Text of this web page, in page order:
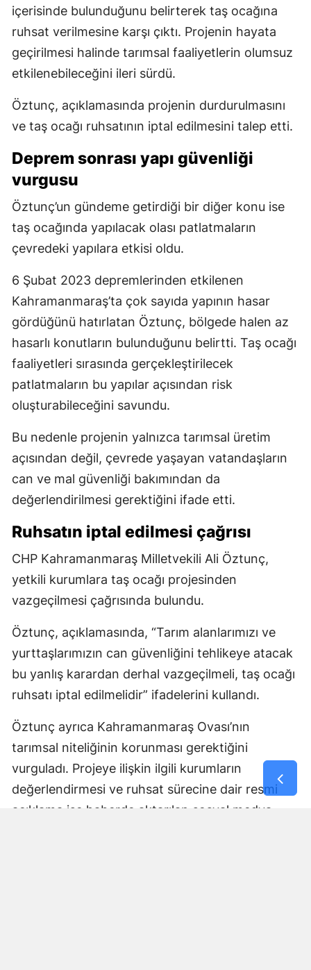
içerisinde bulunduğunu belirterek taş ocağına
ruhsat verilmesine karşı çıktı. Projenin hayata
geçirilmesi halinde tarımsal faaliyetlerin olumsuz
etkilenebileceğini ileri sürdü.
Öztunç, açıklamasında projenin durdurulmasını
ve taş ocağı ruhsatının iptal edilmesini talep etti.
Deprem sonrası yapı güvenliği
vurgusu
Öztunç’un gündeme getirdiği bir diğer konu ise
taş ocağında yapılacak olası patlatmaların
çevredeki yapılara etkisi oldu.
6 Şubat 2023 depremlerinden etkilenen
Kahramanmaraş’ta çok sayıda yapının hasar
gördüğünü hatırlatan Öztunç, bölgede halen az
hasarlı konutların bulunduğunu belirtti. Taş ocağı
faaliyetleri sırasında gerçekleştirilecek
patlatmaların bu yapılar açısından risk
oluşturabileceğini savundu.
Bu nedenle projenin yalnızca tarımsal üretim
açısından değil, çevrede yaşayan vatandaşların
can ve mal güvenliği bakımından da
değerlendirilmesi gerektiğini ifade etti.
Ruhsatın iptal edilmesi çağrısı
CHP Kahramanmaraş Milletvekili Ali Öztunç,
yetkili kurumlara taş ocağı projesinden
vazgeçilmesi çağrısında bulundu.
Öztunç, açıklamasında, “Tarım alanlarımızı ve
yurttaşlarımızın can güvenliğini tehlikeye atacak
bu yanlış karardan derhal vazgeçilmeli, taş ocağı
ruhsatı iptal edilmelidir” ifadelerini kullandı.
Öztunç ayrıca Kahramanmaraş Ovası’nın
tarımsal niteliğinin korunması gerektiğini
vurguladı. Projeye ilişkin ilgili kurumların
değerlendirmesi ve ruhsat sürecine dair resmi
açıklama ise haberde aktarılan sosyal medya